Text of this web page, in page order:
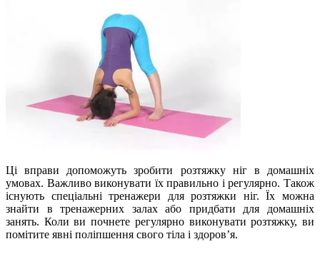
Ці вправи допоможуть зробити розтяжку ніг в домашніх
умовах. Важливо виконувати їх правильно і регулярно. Також
існують спеціальні тренажери для розтяжки ніг. Їх можна
знайти в тренажерних залах або придбати для домашніх
занять. Коли ви почнете регулярно виконувати розтяжку, ви
помітите явні поліпшення свого тіла і здоров’я.